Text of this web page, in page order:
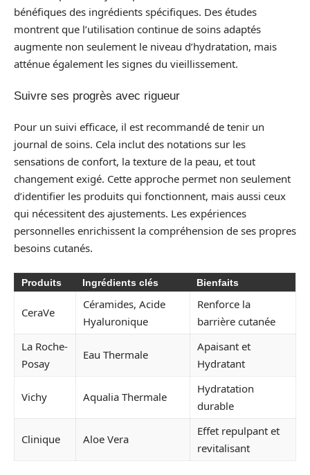
bénéfiques des ingrédients spécifiques. Des études
montrent que l’utilisation continue de soins adaptés
augmente non seulement le niveau d’hydratation, mais
atténue également les signes du vieillissement.
Suivre ses progrès avec rigueur
Pour un suivi efficace, il est recommandé de tenir un
journal de soins. Cela inclut des notations sur les
sensations de confort, la texture de la peau, et tout
changement exigé. Cette approche permet non seulement
d’identifier les produits qui fonctionnent, mais aussi ceux
qui nécessitent des ajustements. Les expériences
personnelles enrichissent la compréhension de ses propres
besoins cutanés.
Produits Ingrédients clés Bienfaits
CeraVe
Céramides, Acide
Hyaluronique
Renforce la
barrière cutanée
La Roche-
Posay
Eau Thermale
Apaisant et
Hydratant
Vichy Aqualia Thermale
Hydratation
durable
Clinique Aloe Vera
Effet repulpant et
revitalisant